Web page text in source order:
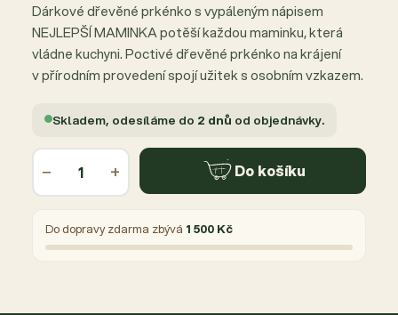
Dárkové dřevěné prkénko s vypáleným nápisem
NEJLEPŠÍ MAMINKA potěší každou maminku, která
vládne kuchyni. Poctivé dřevěné prkénko na krájení
v přírodním provedení spojí užitek s osobním vzkazem.
Skladem, odesíláme do 2 dnů od objednávky.
− + Do košíku
Do dopravy zdarma zbývá 1 500 Kč